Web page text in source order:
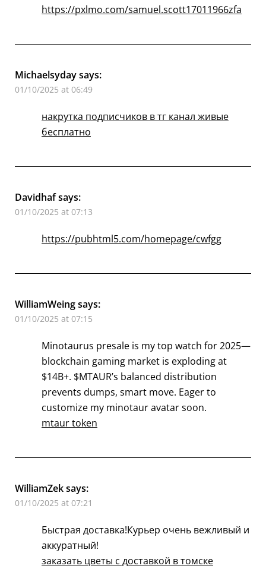
https://pxlmo.com/samuel.scott17011966zfa
Michaelsydaysays:
01/10/2025 at 06:49
накрутка подписчиков в тг канал живые
бесплатно
Davidhafsays:
01/10/2025 at 07:13
https://pubhtml5.com/homepage/cwfgg
WilliamWeingsays:
01/10/2025 at 07:15
Minotaurus presale is my top watch for 2025—
blockchain gaming market is exploding at
$14B+. $MTAUR’s balanced distribution
prevents dumps, smart move. Eager to
customize my minotaur avatar soon.
mtaur token
WilliamZeksays:
01/10/2025 at 07:21
Быстрая доставка!Курьер очень вежливый и
аккуратный!
заказать цветы с доставкой в томске